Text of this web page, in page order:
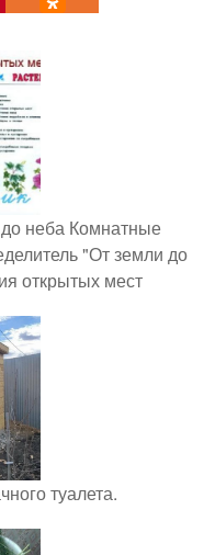
неба Комнатные
"От земли до
открытых мест
туалета.